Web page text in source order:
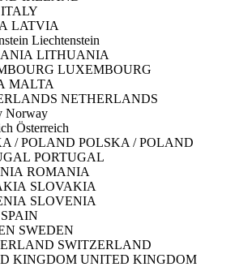
ITALY
LATVIA
Liechtenstein
LITHUANIA
LUXEMBOURG
MALTA
NETHERLANDS
Norway
Österreich
POLSKA / POLAND
PORTUGAL
ROMANIA
SLOVAKIA
SLOVENIA
SPAIN
SWEDEN
SWITZERLAND
UNITED KINGDOM